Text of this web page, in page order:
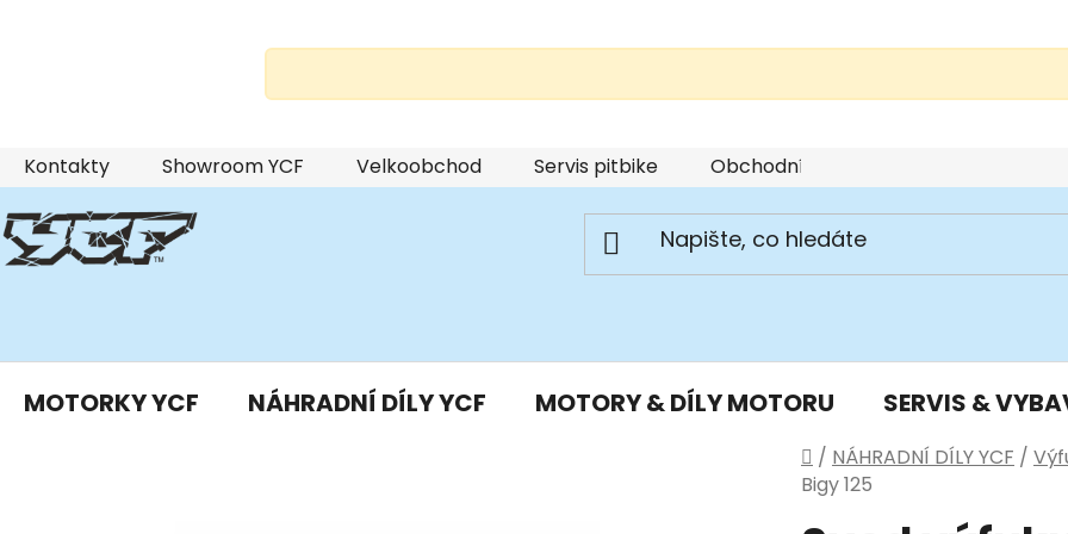
Přejít
na
obsah
Kontakty Showroom YCF Velkoobchod Servis pitbike Obchodní podmínky
MOTORKY YCF NÁHRADNÍ DÍLY YCF MOTORY & DÍLY MOTORU SERVIS &
Domů
/ NÁHRADNÍ DÍLY YCF /
Bigy 125